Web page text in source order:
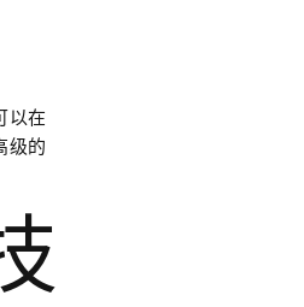
以在
级的